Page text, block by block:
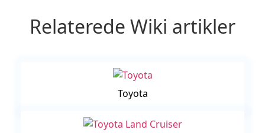
Relaterede Wiki artikler
Toyota